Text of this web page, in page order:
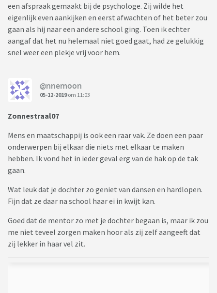
een afspraak gemaakt bij de psychologe. Zij wilde het
eigenlijk even aankijken en eerst afwachten of het beter zou
gaan als hij naar een andere school ging. Toen ik echter
aangaf dat het nu helemaal niet goed gaat, had ze gelukkig
snel weer een plekje vrij voor hem.
@nnemoon
05-12-2019om 11:03
Zonnestraal07
Mens en maatschappij is ook een raar vak. Ze doen een paar
onderwerpen bij elkaar die niets met elkaar te maken
hebben. Ik vond het in ieder geval erg van de hak op de tak
gaan.
Wat leuk dat je dochter zo geniet van dansen en hardlopen.
Fijn dat ze daar na school haar ei in kwijt kan.
Goed dat de mentor zo met je dochter begaan is, maar ik zou
me niet teveel zorgen maken hoor als zij zelf aangeeft dat
zij lekker in haar vel zit.